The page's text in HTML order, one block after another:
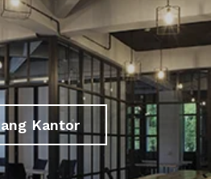
Kantor